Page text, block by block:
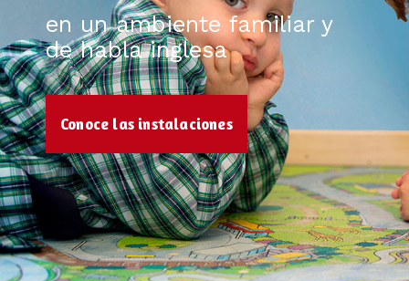
en un ambiente familiar y
de habla inglesa
Conoce las instalaciones